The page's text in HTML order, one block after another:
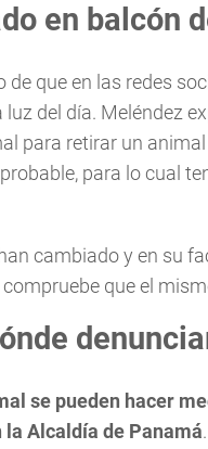
en balcón
que en las redes
luz del día. Meléndez
para retirar un
para lo cual
cambiado y en su
que el
se pueden hacer
la Alcaldía de Panamá